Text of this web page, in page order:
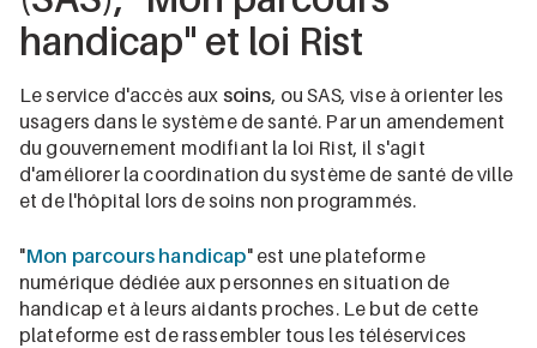
handicap" et loi Rist
Le service d'accès aux soins, ou SAS, vise à orienter les
usagers dans le système de santé. Par un amendement
du gouvernement modifiant la loi Rist, il s'agit
d'améliorer la coordination du système de santé de ville
et de l'hôpital lors de soins non programmés.
"Mon parcours handicap" est une plateforme
numérique dédiée aux personnes en situation de
handicap et à leurs aidants proches. Le but de cette
plateforme est de rassembler tous les téléservices